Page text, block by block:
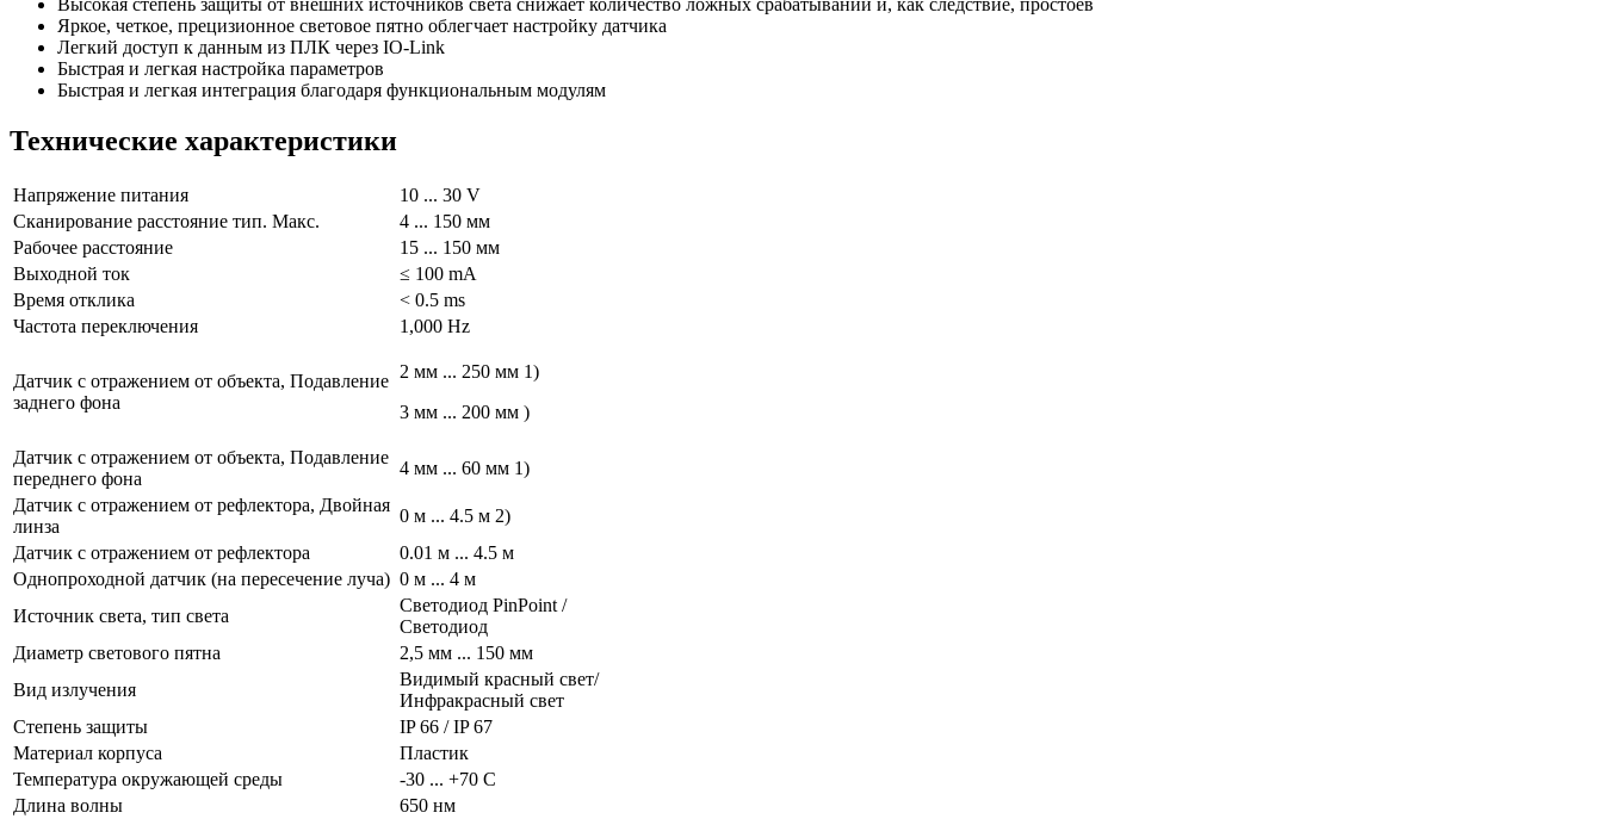
Высокая степень защиты от внешних источников света снижает количество ложных срабатываний и, как следствие, простоев
Яркое, четкое, прецизионное световое пятно облегчает настройку датчика
Легкий доступ к данным из ПЛК через IO-Link
Быстрая и легкая настройка параметров
Быстрая и легкая интеграция благодаря функциональным модулям
Технические характеристики
Напряжение питания
10 ... 30 V
Сканирование расстояние тип. Макс.
4 ... 150 мм
Рабочее расстояние
15 ... 150 мм
Выходной ток
≤ 100 mA
Время отклика
< 0.5 ms
Частота переключения
1,000 Hz
Датчик с отражением от объекта, Подавление
заднего фона
2 мм ... 250 мм 1)
3 мм ... 200 мм )
Датчик с отражением от объекта, Подавление
переднего фона
4 мм ... 60 мм 1)
Датчик с отражением от рефлектора, Двойная
линза
0 м ... 4.5 м 2)
Датчик с отражением от рефлектора
0.01 м ... 4.5 м
Однопроходной датчик (на пересечение луча) 0 м ... 4 м
Источник света, тип света
Светодиод PinPoint /
Светодиод
Диаметр светового пятна
2,5 мм ... 150 мм
Вид излучения
Видимый красный свет/
Инфракрасный свет
Степень защиты
IP 66 / IP 67
Материал корпуса
Пластик
Температура окружающей среды
-30 ... +70 С
Длина волны
650 нм